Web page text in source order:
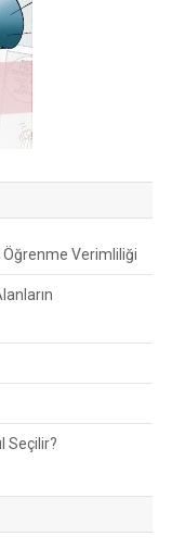
Öğrenme Verimliliği
Seçilir?